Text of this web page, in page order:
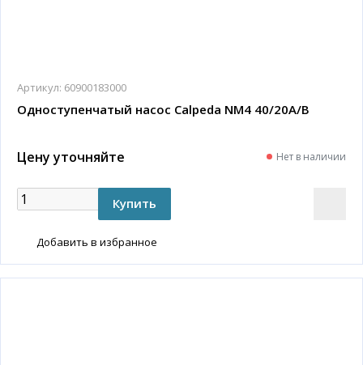
Артикул: 60900183000
Одноступенчатый насос Calpeda NM4 40/20A/B
Цену уточняйте Нет в наличии
Добавить в избранное